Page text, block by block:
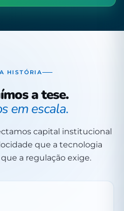
HISTÓRIA
a tese.
em escala.
capital institucional
que a tecnologia
a regulação exige.